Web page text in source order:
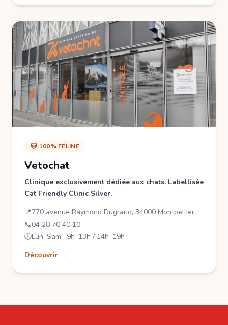
🐱 100% FÉLINE
Vetochat
Clinique exclusivement dédiée aux chats. Labellisée
Cat Friendly Clinic Silver.
📍770 avenue Raymond Dugrand, 34000 Montpellier
📞04 28 70 40 10
🕐Lun–Sam · 9h–13h / 14h–19h
Découvrir →